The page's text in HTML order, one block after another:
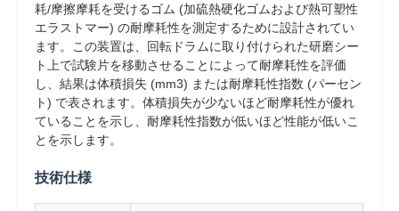
耗/摩擦摩耗を受けるゴム (加硫熱硬化ゴムおよび熱可塑性
エラストマー) の耐摩耗性を測定するために設計されてい
ます。この装置は、回転ドラムに取り付けられた研磨シー
ト上で試験片を移動させることによって耐摩耗性を評価
し、結果は体積損失 (mm3) または耐摩耗性指数 (パーセン
ト) で表されます。体積損失が少ないほど耐摩耗性が優れ
ていることを示し、耐摩耗性指数が低いほど性能が低いこ
とを示します。
技術仕様